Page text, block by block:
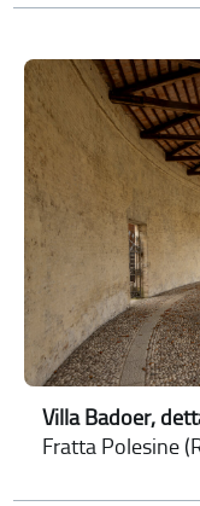
Villa Badoer,
Fratta Polesine